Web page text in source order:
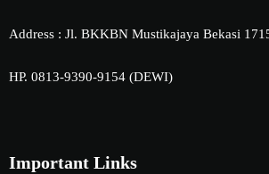
Address : Jl. BKKBN Mustikajaya Bekasi
HP. 0813-9390-9154 (DEWI)
Important Links